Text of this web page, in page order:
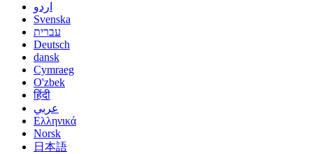
اردو
Svenska
עברית
Deutsch
dansk
Cymraeg
O'zbek
हिंदी
عربي
Ελληνικά
Norsk
日本語